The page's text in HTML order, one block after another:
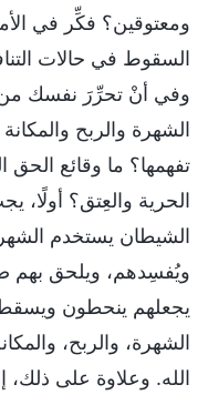
ومعتوقين؟ فكِّر في
السقوط في حالات
وفي أنْ تحرِّرَ نفسك من
الشهرة والربح
تفهمها؟ ما وقائع الحق
الحرية والعِتق؟
الشيطان يستخدم
ويُفسِدهم، ويلحق بهم
يجعلهم ينحطون
الشهرة، والربح،
الله. وعلاوة على ذلك،